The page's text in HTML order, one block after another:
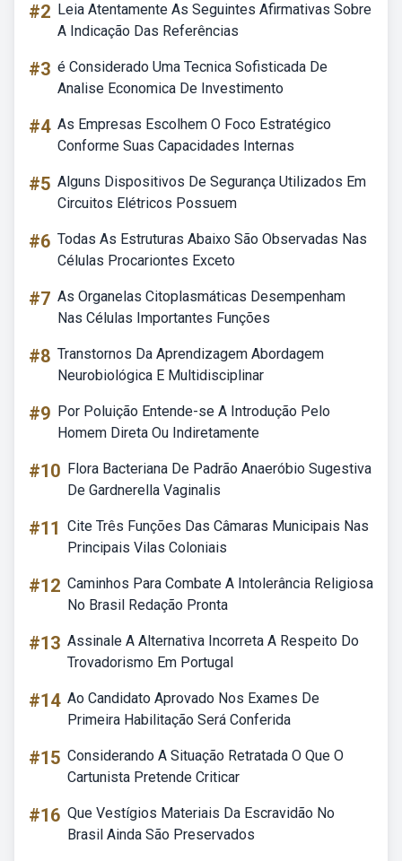
#2 Leia Atentamente As Seguintes Afirmativas Sobre
A Indicação Das Referências
#3 é Considerado Uma Tecnica Sofisticada De
Analise Economica De Investimento
#4 As Empresas Escolhem O Foco Estratégico
Conforme Suas Capacidades Internas
#5 Alguns Dispositivos De Segurança Utilizados Em
Circuitos Elétricos Possuem
#6 Todas As Estruturas Abaixo São Observadas Nas
Células Procariontes Exceto
#7 As Organelas Citoplasmáticas Desempenham
Nas Células Importantes Funções
#8 Transtornos Da Aprendizagem Abordagem
Neurobiológica E Multidisciplinar
#9 Por Poluição Entende-se A Introdução Pelo
Homem Direta Ou Indiretamente
#10 Flora Bacteriana De Padrão Anaeróbio Sugestiva
De Gardnerella Vaginalis
#11 Cite Três Funções Das Câmaras Municipais Nas
Principais Vilas Coloniais
#12 Caminhos Para Combate A Intolerância Religiosa
No Brasil Redação Pronta
#13 Assinale A Alternativa Incorreta A Respeito Do
Trovadorismo Em Portugal
#14 Ao Candidato Aprovado Nos Exames De
Primeira Habilitação Será Conferida
#15 Considerando A Situação Retratada O Que O
Cartunista Pretende Criticar
#16 Que Vestígios Materiais Da Escravidão No
Brasil Ainda São Preservados